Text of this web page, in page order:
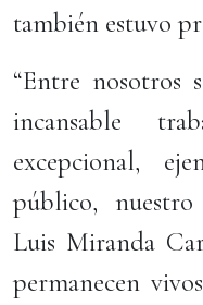
también estuvo
“Entre nosotros
incansable
excepcional,
público,
Luis Miranda
permanecen